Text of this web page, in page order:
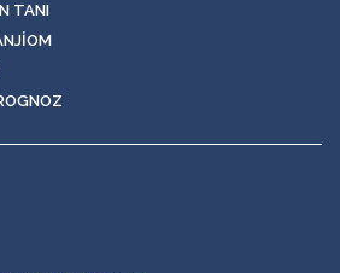
TANI